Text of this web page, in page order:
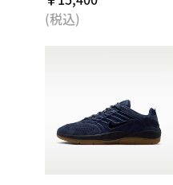
(税込)